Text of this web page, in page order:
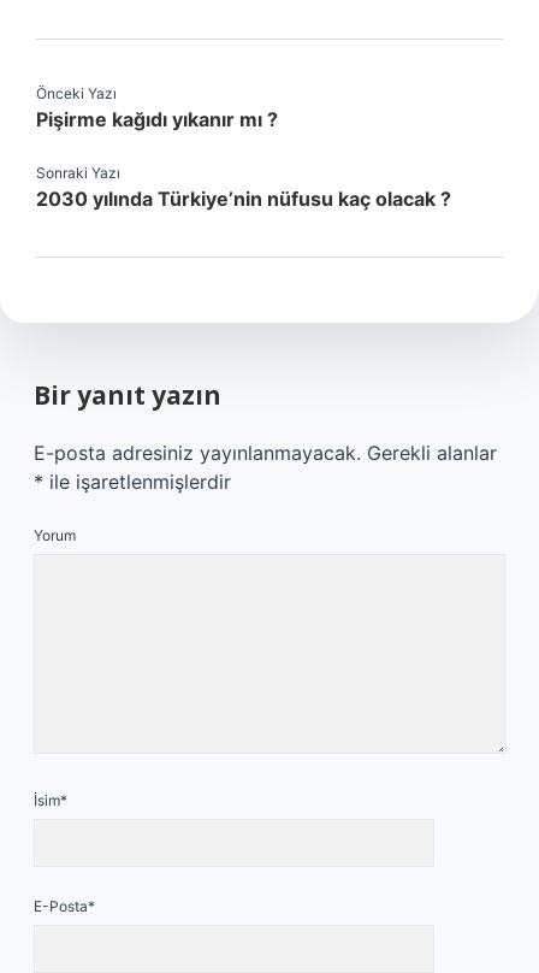
Önceki Yazı
Pişirme kağıdı yıkanır mı ?
Sonraki Yazı
2030 yılında Türkiye’nin nüfusu kaç olacak ?
Bir yanıt yazın
E-posta adresiniz yayınlanmayacak. Gerekli alanlar
* ile işaretlenmişlerdir
Yorum
İsim*
E-Posta*